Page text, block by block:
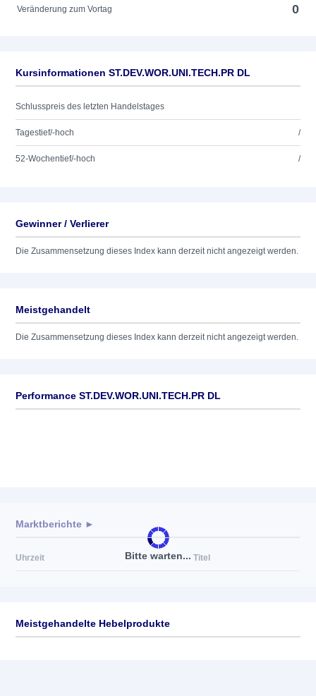
Veränderung zum Vortag 0
Kursinformationen ST.DEV.WOR.UNI.TECH.PR DL
Schlusspreis des letzten Handelstages
Tagestief/-hoch /
52-Wochentief/-hoch /
Gewinner / Verlierer
Die Zusammensetzung dieses Index kann derzeit nicht angezeigt werden.
Meistgehandelt
Die Zusammensetzung dieses Index kann derzeit nicht angezeigt werden.
Performance ST.DEV.WOR.UNI.TECH.PR DL
Bitte warten...
Marktberichte ►
Uhrzeit Titel
Meistgehandelte Hebelprodukte